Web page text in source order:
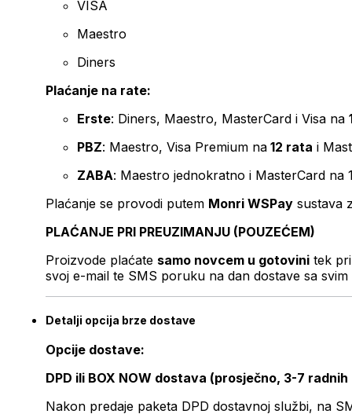
VISA
Maestro
Diners
Plaćanje na rate:
Erste: Diners, Maestro, MasterCard i Visa na
PBZ: Maestro, Visa Premium na 12 rata i
ZABA: Maestro jednokratno i MasterCard na
Plaćanje se provodi putem Monri WSPay sustava
PLAĆANJE PRI PREUZIMANJU (POUZEĆEM)
Proizvode plaćate samo novcem u gotovini tek
svoj e-mail te SMS poruku na dan dostave sa svim
Detalji opcija brze dostave
Opcije dostave:
DPD ili BOX NOW dostava (prosječno, 3-7 radnih
Nakon predaje paketa DPD dostavnoj službi, na